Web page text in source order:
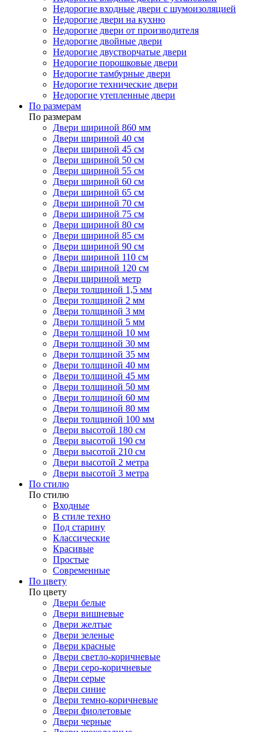
Недорогие входные двери с шумоизоляцией
Недорогие двери на кухню
Недорогие двери от производителя
Недорогие двойные двери
Недорогие двустворчатые двери
Недорогие порошковые двери
Недорогие тамбурные двери
Недорогие технические двери
Недорогие утепленные двери
По размерам
По размерам
Двери шириной 860 мм
Двери шириной 40 см
Двери шириной 45 см
Двери шириной 50 см
Двери шириной 55 см
Двери шириной 60 см
Двери шириной 65 см
Двери шириной 70 см
Двери шириной 75 см
Двери шириной 80 см
Двери шириной 85 см
Двери шириной 90 см
Двери шириной 110 см
Двери шириной 120 см
Двери шириной метр
Двери толщиной 1,5 мм
Двери толщиной 2 мм
Двери толщиной 3 мм
Двери толщиной 5 мм
Двери толщиной 10 мм
Двери толщиной 30 мм
Двери толщиной 35 мм
Двери толщиной 40 мм
Двери толщиной 45 мм
Двери толщиной 50 мм
Двери толщиной 60 мм
Двери толщиной 80 мм
Двери толщиной 100 мм
Двери высотой 180 см
Двери высотой 190 см
Двери высотой 210 см
Двери высотой 2 метра
Двери высотой 3 метра
По стилю
По стилю
Входные
В стиле техно
Под старину
Классические
Красивые
Простые
Современные
По цвету
По цвету
Двери белые
Двери вишневые
Двери желтые
Двери зеленые
Двери красные
Двери светло-коричневые
Двери серо-коричневые
Двери серые
Двери синие
Двери темно-коричневые
Двери фиолетовые
Двери черные